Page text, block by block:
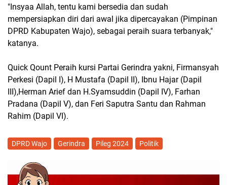
"Insyaa Allah, tentu kami bersedia dan sudah
mempersiapkan diri dari awal jika dipercayakan (Pimpinan
DPRD Kabupaten Wajo), sebagai peraih suara terbanyak,"
katanya.
Quick Qount Peraih kursi Partai Gerindra yakni, Firmansyah
Perkesi (Dapil I), H Mustafa (Dapil II), Ibnu Hajar (Dapil
III),Herman Arief dan H.Syamsuddin (Dapil IV), Farhan
Pradana (Dapil V), dan Feri Saputra Santu dan Rahman
Rahim (Dapil VI).
DPRD Wajo Gerindra Pileg 2024 Politik